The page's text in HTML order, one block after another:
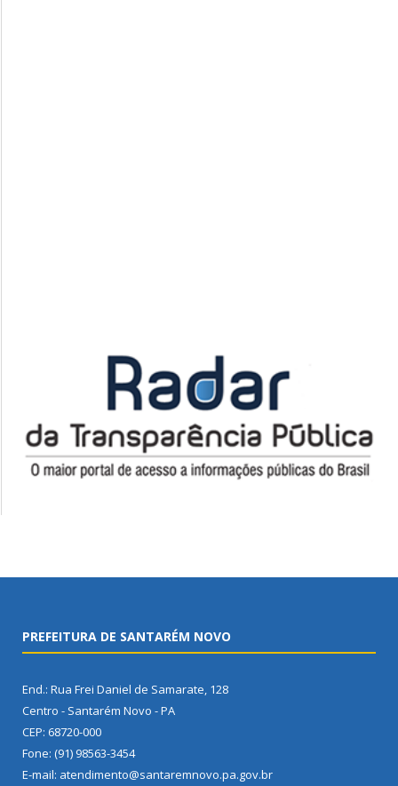
PREFEITURA DE SANTARÉM NOVO
End.: Rua Frei Daniel de Samarate, 128
Centro - Santarém Novo - PA
CEP: 68720-000
Fone: (91) 98563-3454
E-mail: atendimento@santaremnovo.pa.gov.br